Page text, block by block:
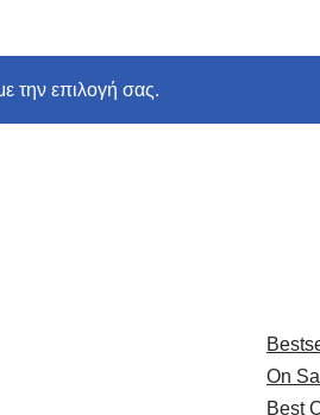
την επιλογή σας.
On
Best